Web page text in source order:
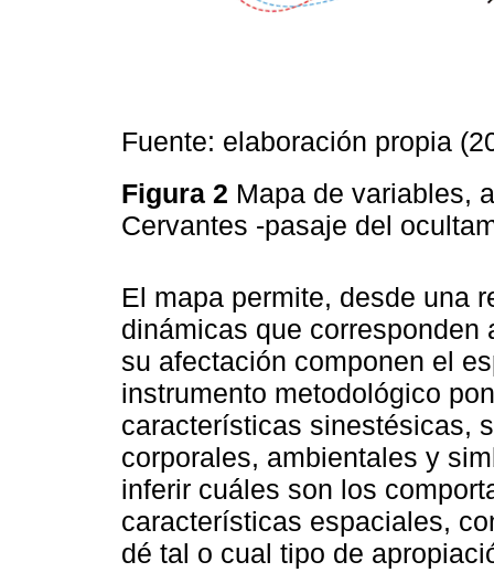
Fuente: elaboración propia
Figura 2 Mapa de variables,
Cervantes -pasaje del
El mapa permite, desde una
dinámicas que
su afectación componen el
instrumento metodológico
características sinestésicas,
corporales, ambientales y
inferir cuáles son los
características espaciales,
dé tal o cual tipo de